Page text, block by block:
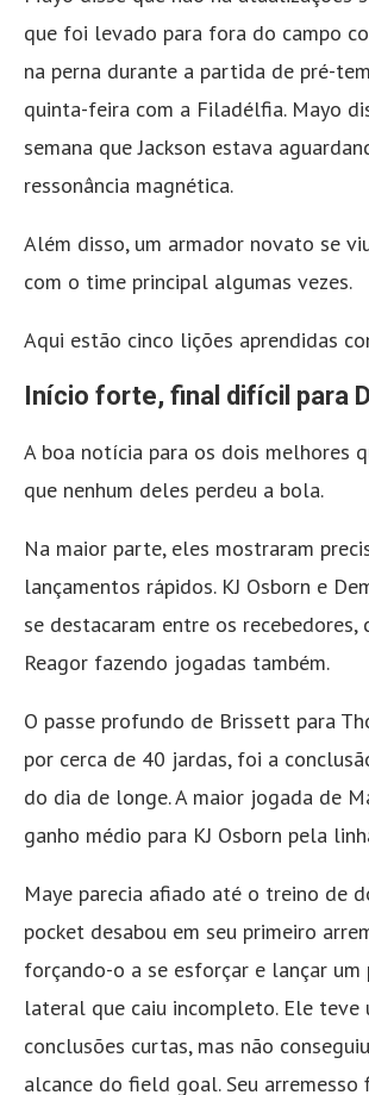
que foi levado para fora do campo
na perna durante a partida de pré-
quinta-feira com a Filadélfia. Mayo
semana que Jackson estava
ressonância magnética.
Além disso, um armador novato se
com o time principal algumas vezes.
Aqui estão cinco lições aprendidas
Início forte, final difícil para
A boa notícia para os dois melhores
que nenhum deles perdeu a bola.
Na maior parte, eles mostraram
lançamentos rápidos. KJ Osborn e
se destacaram entre os recebedores,
Reagor fazendo jogadas também.
O passe profundo de Brissett para
por cerca de 40 jardas, foi a
do dia de longe. A maior jogada de
ganho médio para KJ Osborn pela
Maye parecia afiado até o treino de
pocket desabou em seu primeiro
forçando-o a se esforçar e lançar um
lateral que caiu incompleto. Ele teve
conclusões curtas, mas não
alcance do field goal. Seu arremesso